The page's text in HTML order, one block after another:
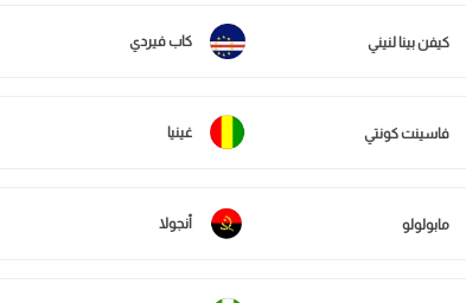
كيفن بينا لنيني كاب فيردي
فاسينت كونتي غينيا
مابولولو أنجولا